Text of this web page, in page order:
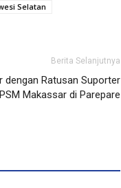
Selatan
Berita Selanjutnya
dengan Ratusan Suporter
PSM Makassar di Parepare